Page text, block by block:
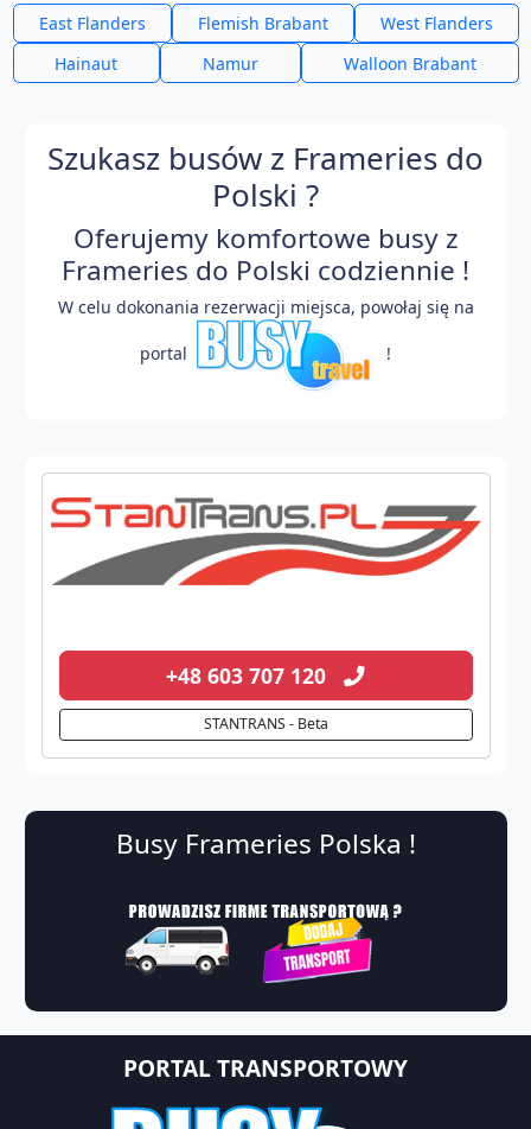
East Flanders Flemish Brabant
West Flanders
Hainaut
Namur Walloon Brabant
Szukasz busów z Frameries do
Polski ?
Oferujemy komfortowe busy z
Frameries do Polski codziennie !
W celu dokonania rezerwacji miejsca, powołaj się na
portal !
+48 603 707 120
STANTRANS - Beta
Busy Frameries Polska !
PORTAL TRANSPORTOWY